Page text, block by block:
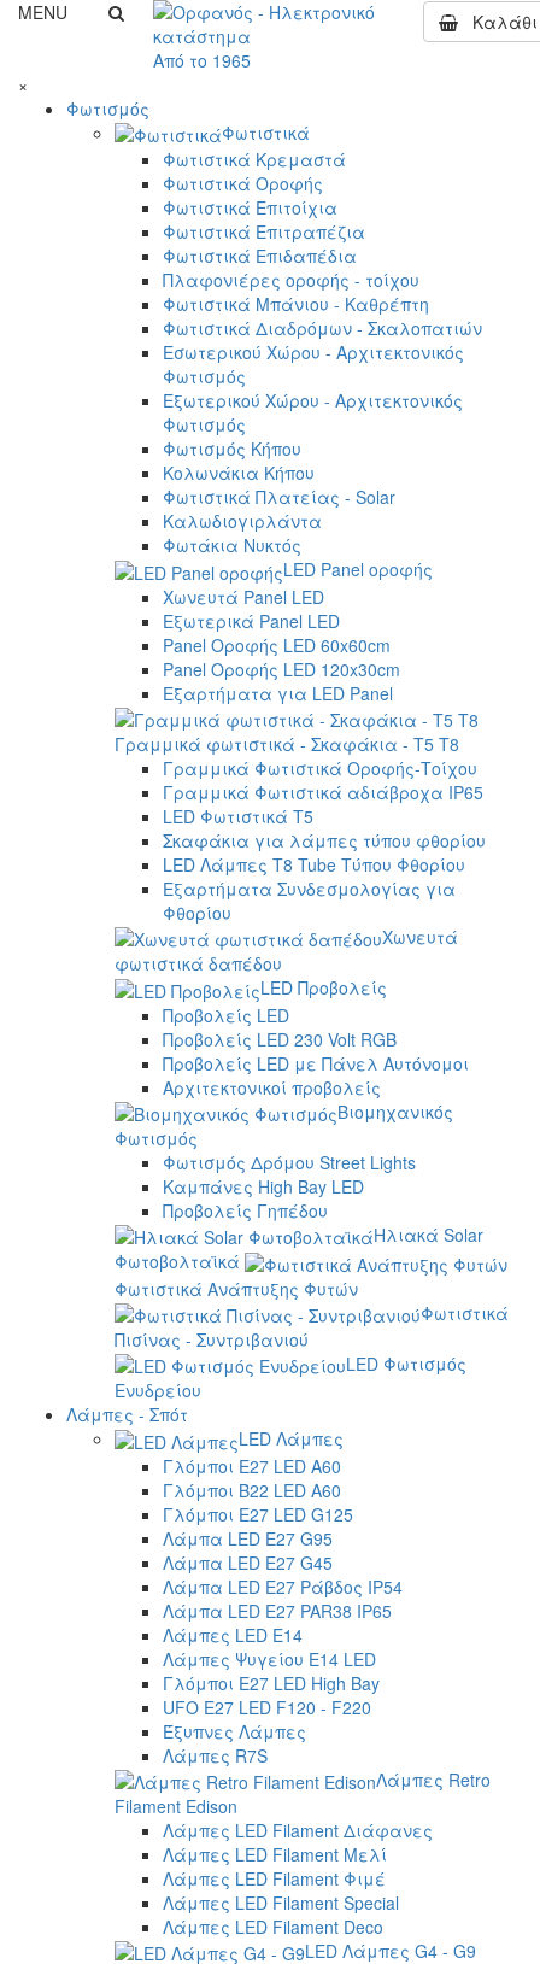
MENU
Από το 1965
×
Φωτισμός
Φωτιστικά
Φωτιστικά Κρεμαστά
Φωτιστικά Οροφής
Φωτιστικά Επιτοίχια
Φωτιστικά Επιτραπέζια
Φωτιστικά Επιδαπέδια
Πλαφονιέρες οροφής - τοίχου
Φωτιστικά Μπάνιου - Καθρέπτη
Φωτιστικά Διαδρόμων - Σκαλοπατιών
Εσωτερικού Χώρου - Αρχιτεκτονικός
Φωτισμός
Εξωτερικού Χώρου - Αρχιτεκτονικός
Φωτισμός
Φωτισμός Κήπου
Κολωνάκια Κήπου
Φωτιστικά Πλατείας - Solar
Καλωδιογιρλάντα
Φωτάκια Νυκτός
LED Panel οροφής
Χωνευτά Panel LED
Εξωτερικά Panel LED
Panel Οροφής LED 60x60cm
Panel Οροφής LED 120x30cm
Εξαρτήματα για LED Panel
Γραμμικά φωτιστικά - Σκαφάκια - Τ5 T8
Γραμμικά Φωτιστικά Οροφής-Τοίχου
Γραμμικά Φωτιστικά αδιάβροχα IP65
LED Φωτιστικά T5
Σκαφάκια για λάμπες τύπου φθορίου
LED Λάμπες T8 Tube Τύπου Φθορίου
Εξαρτήματα Συνδεσμολογίας για
Φθορίου
Χωνευτά
φωτιστικά δαπέδου
LED Προβολείς
Προβολείς LED
Προβολείς LED 230 Volt RGB
Προβολείς LED με Πάνελ Αυτόνομοι
Αρχιτεκτονικοί προβολείς
Βιομηχανικός
Φωτισμός
Φωτισμός Δρόμου Street Lights
Καμπάνες High Bay LED
Προβολείς Γηπέδου
Ηλιακά Solar
Φωτοβολταϊκά
Φωτιστικά Ανάπτυξης Φυτών
Φωτιστικά
Πισίνας - Συντριβανιού
LED Φωτισμός
Ενυδρείου
Λάμπες - Σπότ
LED Λάμπες
Γλόμποι E27 LED A60
Γλόμποι B22 LED A60
Γλόμποι E27 LED G125
Λάμπα LED E27 G95
Λάμπα LED E27 G45
Λάμπα LED E27 Ράβδος IP54
Λάμπα LED E27 PAR38 IP65
Λάμπες LED E14
Λάμπες Ψυγείου E14 LED
Γλόμποι E27 LED High Bay
UFO E27 LED F120 - F220
Έξυπνες Λάμπες
Λάμπες R7S
Λάμπες Retro
Filament Edison
Λάμπες LED Filament Διάφανες
Λάμπες LED Filament Μελί
Λάμπες LED Filament Φιμέ
Λάμπες LED Filament Special
Λάμπες LED Filament Deco
LED Λάμπες G4 - G9